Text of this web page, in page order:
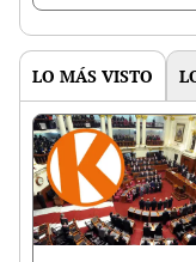
LO MÁS VISTO